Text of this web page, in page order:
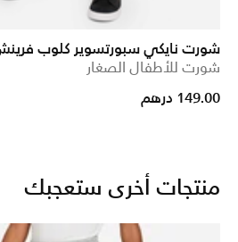
شورت نايكي سبورتسوير كلوب
شورت للأطفال الصغار
149.00 درهم
منتجات أخرى ستعجبك